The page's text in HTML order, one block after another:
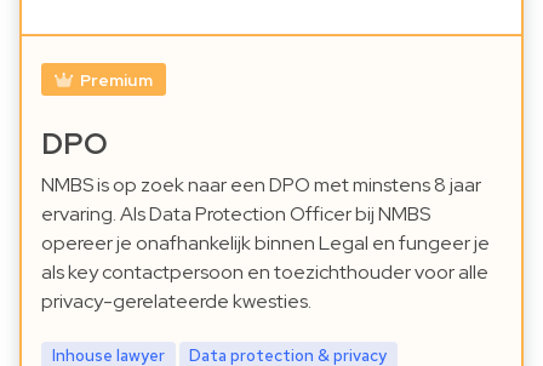
Premium
DPO
NMBS is op zoek naar een DPO met minstens 8 jaar
ervaring. Als Data Protection Officer bij NMBS
opereer je onafhankelijk binnen Legal en fungeer je
als key contactpersoon en toezichthouder voor alle
privacy-gerelateerde kwesties.
Inhouse lawyer Data protection & privacy